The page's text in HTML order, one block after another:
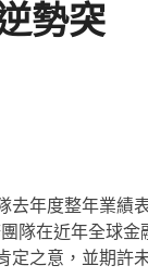
勢突
去年度整年業績
隊在近年全球金
定之意，並期許